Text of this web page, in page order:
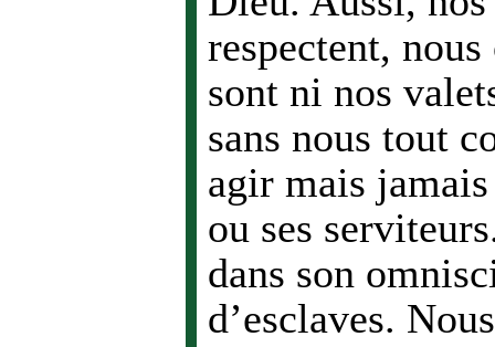
respectent,
sont ni nos
sans nous tout
agir mais jamais
ou ses
dans son
d’esclaves.